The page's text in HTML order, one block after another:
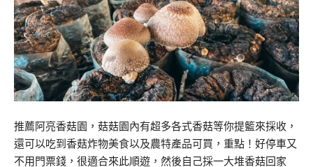
推薦阿亮香菇園，菇菇園內有超多各式香菇等你提籃來採收，
還可以吃到香菇炸物美食以及農特產品可買，重點！好停車又
不用門票錢，很適合來此順遊，然後自己採一大堆香菇回家